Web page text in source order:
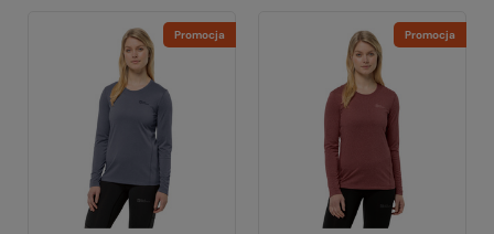
Promocja Promocja